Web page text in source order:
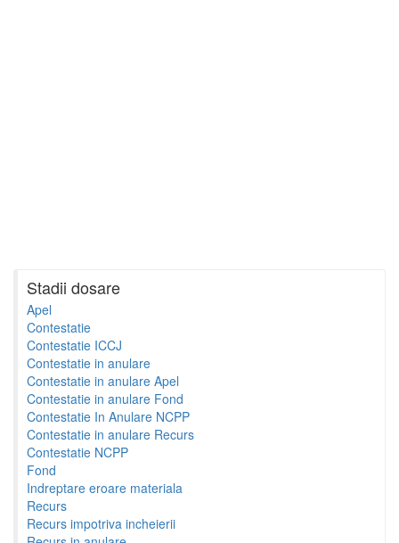
Stadii dosare
Apel
Contestatie
Contestatie ICCJ
Contestatie in anulare
Contestatie in anulare Apel
Contestatie in anulare Fond
Contestatie In Anulare NCPP
Contestatie in anulare Recurs
Contestatie NCPP
Fond
Indreptare eroare materiala
Recurs
Recurs impotriva incheierii